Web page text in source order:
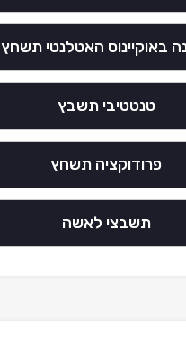
באוקיינוס האטלנטי תשחץ
טנטטיבי תשבץ
פרודוקציה תשחץ
תשבצי לאשה